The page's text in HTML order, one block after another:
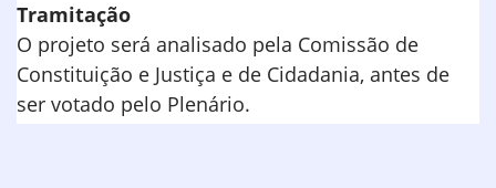
Tramitação
O projeto será analisado pela Comissão de
Constituição e Justiça e de Cidadania, antes de
ser votado pelo Plenário.